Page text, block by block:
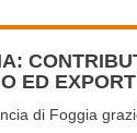
ED EXPORT
di Foggia